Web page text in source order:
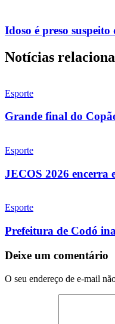
Idoso é preso
Notícias
Esporte
Grande final do
Esporte
JECOS 2026 encerra
Esporte
Prefeitura de Codó
Deixe um comentário
O seu endereço de e-mail